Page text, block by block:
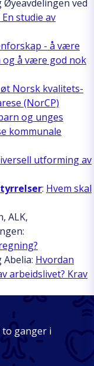
Øyeavdelingen ved
studie av
- å være
og å være god nok
Norsk kvalitets-
(NorCP)
og unges
kommunale
utforming av
: Hvem skal
ALK,
Abelia: Hvordan
arbeidslivet? Krav
to ganger i